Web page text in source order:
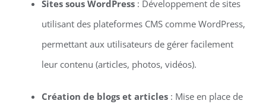
Sites sous WordPress: Développement de sites
utilisant des plateformes CMS comme WordPress,
permettant aux utilisateurs de gérer facilement
leur contenu (articles, photos, vidéos).
Création de blogs et articles: Mise en place de